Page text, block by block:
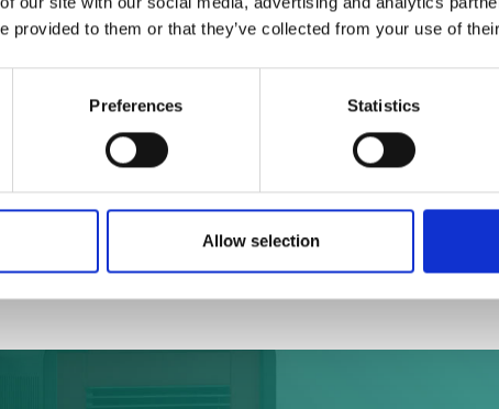
provided to them or that they’ve collected from your use of
Preferences Statistics
Allow selection